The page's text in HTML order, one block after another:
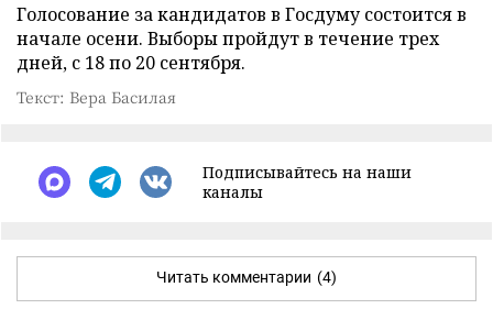
Голосование за кандидатов в Госдуму состоится в
начале осени. Выборы пройдут в течение трех
дней, с 18 по 20 сентября.
Текст: Вера Басилая
Подписывайтесь на наши
каналы
Читать комментарии (4)